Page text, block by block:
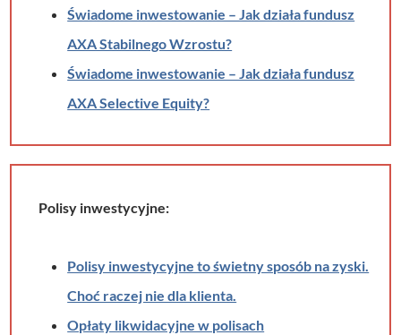
Świadome inwestowanie – Jak działa fundusz
AXA Stabilnego Wzrostu?
Świadome inwestowanie – Jak działa fundusz
AXA Selective Equity?
Polisy inwestycyjne:
Polisy inwestycyjne to świetny sposób na zyski.
Choć raczej nie dla klienta.
Opłaty likwidacyjne w polisach